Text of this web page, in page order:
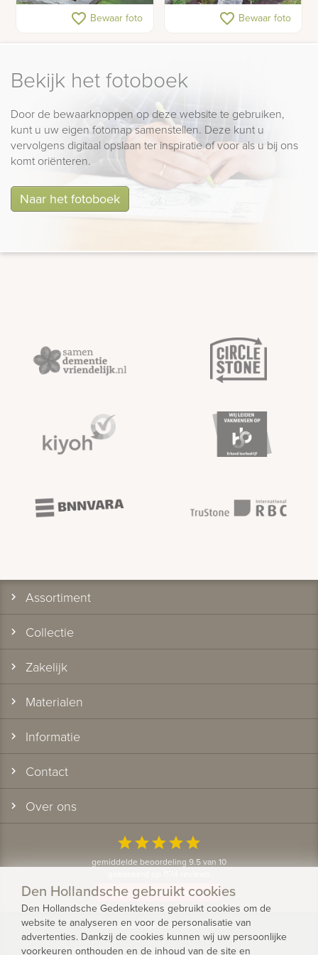
Natuurlijk grafmonument
met ruwe witte steen
favorite_border Bewaar foto Ruwe grafstenen
favorite_border Bewaar foto
Bekijk het fotoboek
Door de bewaarknoppen op deze website te gebruiken,
kunt u uw eigen fotomap samenstellen. Deze kunt u
vervolgens digitaal opslaan ter inspiratie of voor als u bij ons
komt oriënteren.
Naar het fotoboek
Assortiment
Collectie
Zakelijk
Materialen
Informatie
Contact
Over ons
starstarstarstarstar
gemiddelde beoordeling 9.5 van 10
Bekijk alle klantervaringen
© 2026 - Den Hollandsche Gedenktekens
Privacy
Den Hollandsche gebruikt cookies
Den Hollandsche Gedenktekens gebruikt cookies om de
website te analyseren en voor de personalisatie van
advertenties. Dankzij de cookies kunnen wij uw persoonlijke
voorkeuren onthouden en de inhoud van de site en